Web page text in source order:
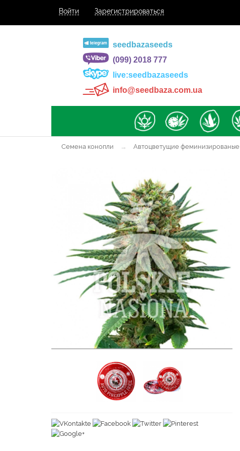
Войти Зарегистрироваться
seedbazaseeds
(099) 2018 777
live:seedbazaseeds
info@seedbaza.com.ua
Семена конопли → Автоцветущие феминизированые